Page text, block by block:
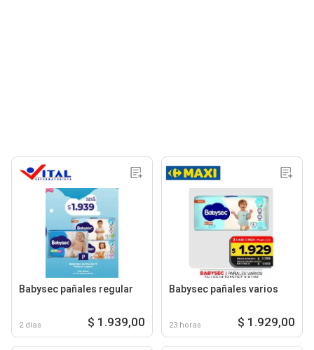
Babysec pañales regular
2 días $ 1.939,00
Babysec pañales varios
23 horas $ 1.929,00